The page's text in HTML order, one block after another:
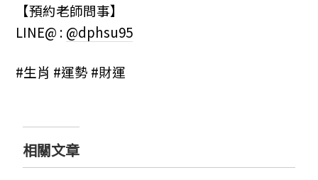
【預約老師問事】
LINE@ : @dphsu95
#生肖 #運勢 #財運
相關文章